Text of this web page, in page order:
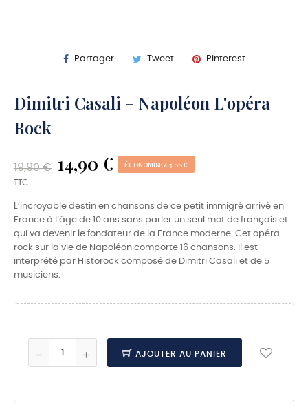
Partager Tweet Pinterest
Dimitri Casali - Napoléon L'opéra
Rock
19,90 € 14,90 € ÉCONOMISEZ 5,00 €
TTC
L’incroyable destin en chansons de ce petit immigré arrivé en
France à l’âge de 10 ans sans parler un seul mot de français et
qui va devenir le fondateur de la France moderne. Cet opéra
rock sur la vie de Napoléon comporte 16 chansons. Il est
interprété par Historock composé de Dimitri Casali et de 5
musiciens.
AJOUTER AU PANIER